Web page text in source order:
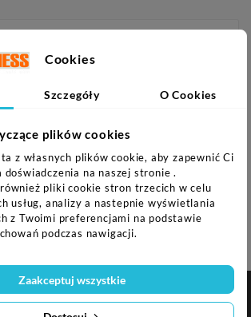


Cookies
Szczegóły O Cookies
plików cookies
z własnych plików cookie, aby zapewnić Ci
doświadczenia na naszej stronie .
pliki cookie stron trzecich w celu
usług, analizy a nastepnie wyświetlania
z Twoimi preferencjami na podstawie
podczas nawigacji.
Zaakceptuj wszystkie